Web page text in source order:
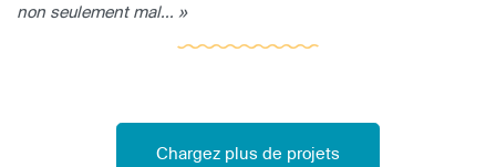
non seulement mal... »
Chargez plus de projets